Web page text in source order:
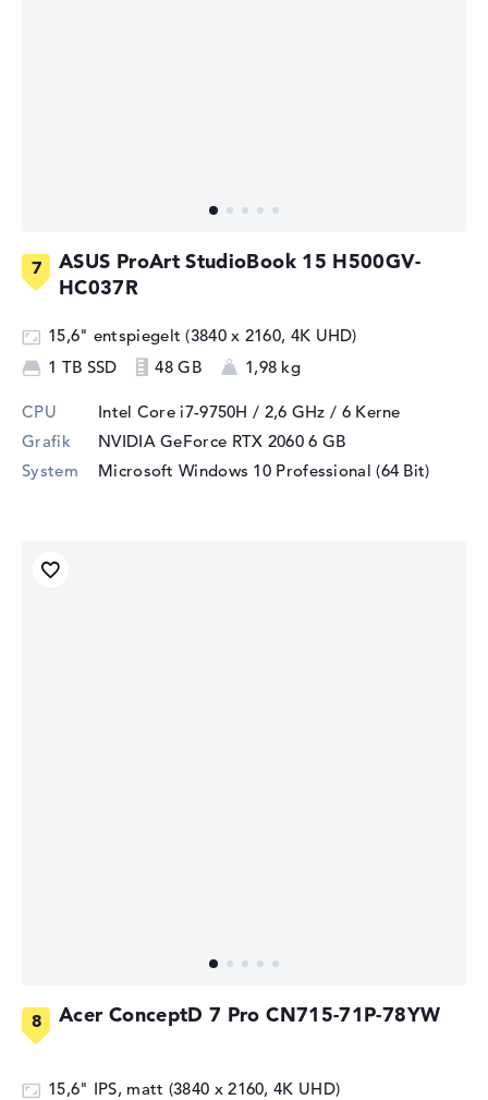
ASUS ProArt StudioBook 15 H500GV-
HC037R
15,6" entspiegelt (3840 x 2160, 4K UHD)
1 TB SSD
48 GB 1,98 kg
CPU Intel Core i7-9750H / 2,6 GHz / 6 Kerne
Grafik
NVIDIA GeForce RTX 20606 GB
System
Microsoft Windows 10 Professional (64 Bit)
Acer ConceptD 7 Pro CN715-71P-78YW
15,6" IPS, matt (3840 x 2160, 4K UHD)